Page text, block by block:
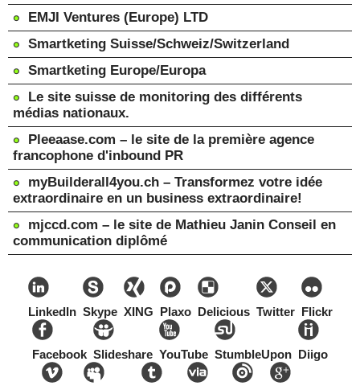
EMJI Ventures (Europe) LTD
Smartketing Suisse/Schweiz/Switzerland
Smartketing Europe/Europa
Le site suisse de monitoring des différents
médias nationaux.
Pleeaase.com – le site de la première agence
francophone d'inbound PR
myBuilderall4you.ch – Transformez votre idée
extraordinaire en un business extraordinaire!
mjccd.com – le site de Mathieu Janin Conseil en
communication diplômé
LinkedIn Skype XING Plaxo Delicious Twitter Flickr
Facebook Slideshare YouTube StumbleUpon Diigo